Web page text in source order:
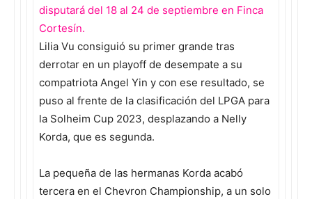
disputará del 18 al 24 de septiembre en Finca
Cortesín.
Lilia Vu consiguió su primer grande tras
derrotar en un playoff de desempate a su
compatriota Angel Yin y con ese resultado, se
puso al frente de la clasificación del LPGA para
la Solheim Cup 2023, desplazando a Nelly
Korda, que es segunda.
La pequeña de las hermanas Korda acabó
tercera en el Chevron Championship, a un solo